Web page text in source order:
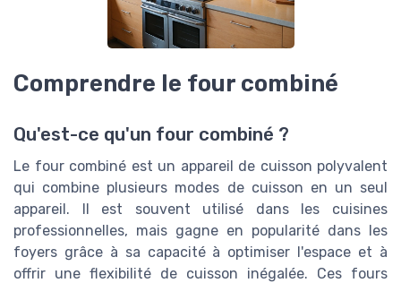
Comprendre le four combiné
Qu'est-ce qu'un four combiné ?
Le four combiné est un appareil de cuisson polyvalent
qui combine plusieurs modes de cuisson en un seul
appareil. Il est souvent utilisé dans les cuisines
professionnelles, mais gagne en popularité dans les
foyers grâce à sa capacité à optimiser l'espace et à
offrir une flexibilité de cuisson inégalée. Ces fours